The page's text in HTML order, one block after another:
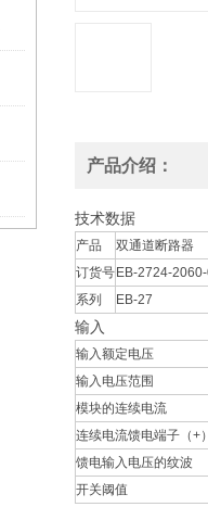
产品介绍：
技术数据
产品
双通道断路器
订货号 EB-2724-
系列
EB-27
输入
输入额定电压
输入电压范围
模块的连续电流
连续电流馈电端子（+
馈电输入电压的纹波
开关阈值